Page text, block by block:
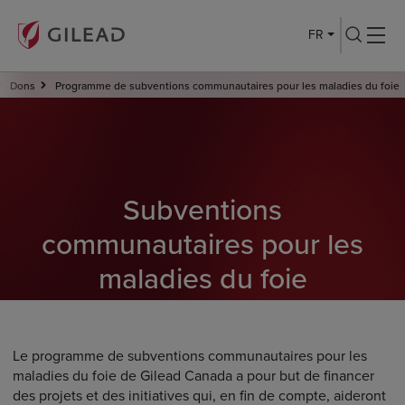
FR
Dons Programme de subventions communautaires pour les maladies du foie
Subventions
communautaires pour les
maladies du foie
Le programme de subventions communautaires pour les
maladies du foie de Gilead Canada a pour but de financer
des projets et des initiatives qui, en fin de compte, aideront